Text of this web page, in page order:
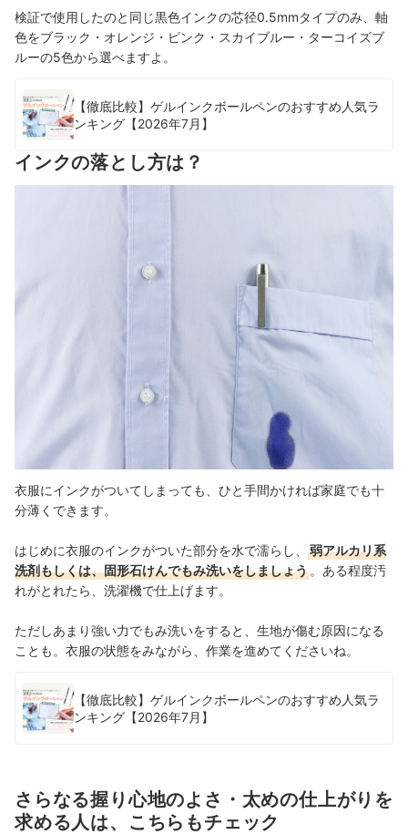
検証で使用したのと同じ黒色インクの芯径0.5mmタイプのみ、軸
色をブラック・オレンジ・ピンク・スカイブルー・ターコイズブ
ルーの5色から選べますよ。
【徹底比較】ゲルインクボールペンのおすすめ人気ラ
ンキング【2026年7月】
インクの落とし方は？
衣服にインクがついてしまっても、ひと手間かければ家庭でも十
分薄くできます。
はじめに衣服のインクがついた部分を水で濡らし、
弱アルカリ系
洗剤もしくは、固形石けんでもみ洗いをしましょう 。ある程度汚
れがとれたら、洗濯機で仕上げます。
ただしあまり強い力でもみ洗いをすると、生地が傷む原因になる
ことも。衣服の状態をみながら、作業を進めてくださいね。
【徹底比較】ゲルインクボールペンのおすすめ人気ラ
ンキング【2026年7月】
さらなる握り心地のよさ・太めの仕上がりを
求める人は、こちらもチェック